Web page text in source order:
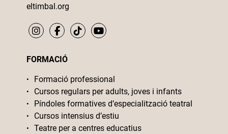
eltimbal.org
FORMACIÓ
Formació professional
Cursos regulars per adults, joves i infants
Píndoles formatives d’especialització teatral
Cursos intensius d’estiu
Teatre per a centres educatius